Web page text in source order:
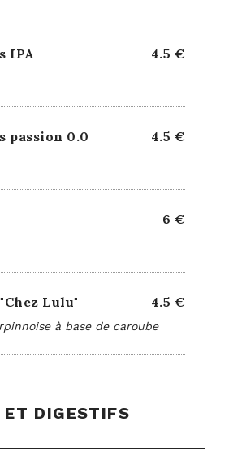
IPA 4.5 €
passion 0.0 4.5 €
6 €
Lulu" 4.5 €
à base de caroube
ET DIGESTIFS